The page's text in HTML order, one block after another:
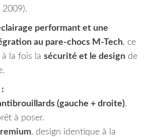
2009).
performant et une
au pare-chocs M-Tech, ce
la fois la sécurité et le design de
(gauche + droite),
à poser.
, design identique à la